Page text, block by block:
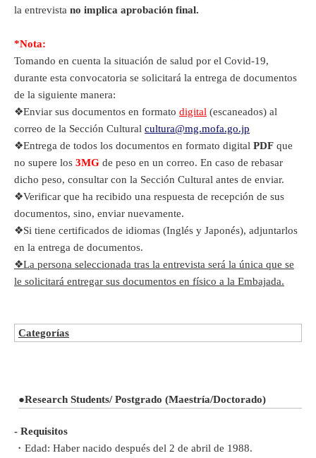
la entrevista no implica aprobación final.
*Nota:
Tomando en cuenta la situación de salud por el Covid-19,
durante esta convocatoria se solicitará la entrega de documentos
de la siguiente manera:
❖Enviar sus documentos en formato digital (escaneados) al
correo de la Sección Cultural cultura@mg.mofa.go.jp
❖Entrega de todos los documentos en formato digital PDF que
no supere los 3MG de peso en un correo. En caso de rebasar
dicho peso, consultar con la Sección Cultural antes de enviar.
❖Verificar que ha recibido una respuesta de recepción de sus
documentos, sino, enviar nuevamente.
❖Si tiene certificados de idiomas (Inglés y Japonés), adjuntarlos
en la entrega de documentos.
❖La persona seleccionada tras la entrevista será la única que se
le solicitará entregar sus documentos en físico a la Embajada.
Categorías
●Research Students/Postgrado (Maestría/Doctorado)
- Requisitos
・Edad: Haber nacido después del 2 de abril de 1988.